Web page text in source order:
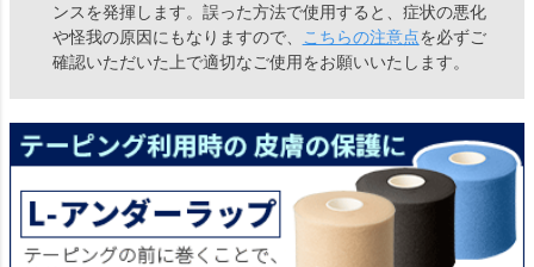
ンスを発揮します。誤った方法で使用すると、症状の悪化
や怪我の原因にもなりますので、
こちらの注意点を必ずご
確認いただいた上で適切なご使用をお願いいたします。